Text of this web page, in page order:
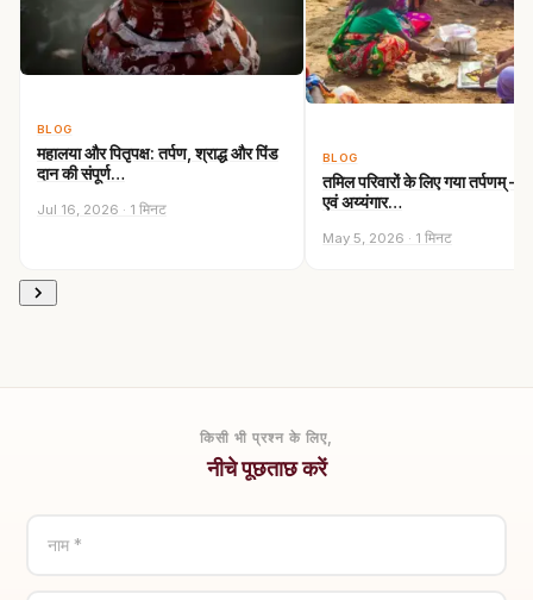
BLOG
महालया और पितृपक्ष: तर्पण, श्राद्ध और पिंड
दान की संपूर्ण…
Jul 16, 2026 · 1 मिनट
BLOG
तमिल परिवारों के लिए गया तर्पणम् —
एवं अय्यंगार…
May 5, 2026 · 1 मिनट
किसी भी प्रश्न के लिए,
नीचे पूछताछ करें
नाम *